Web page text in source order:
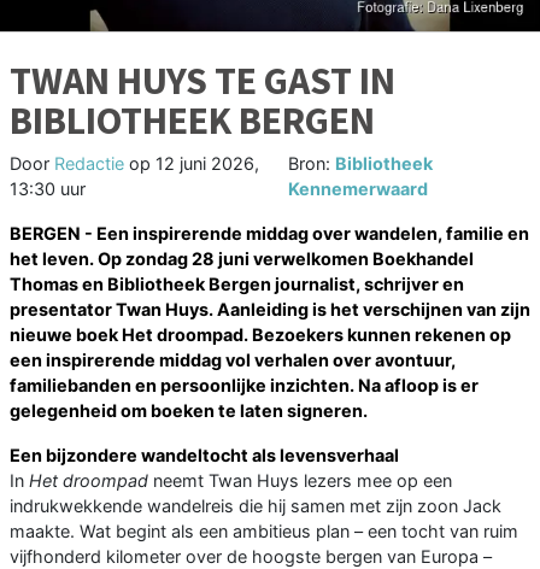
TWAN HUYS TE GAST IN
BIBLIOTHEEK BERGEN
Door Redactie op 12 juni 2026,
13:30 uur
Bron: Bibliotheek
Kennemerwaard
BERGEN - Een inspirerende middag over wandelen, familie en
het leven. Op zondag 28 juni verwelkomen Boekhandel
Thomas en Bibliotheek Bergen journalist, schrijver en
presentator Twan Huys. Aanleiding is het verschijnen van zijn
nieuwe boek Het droompad. Bezoekers kunnen rekenen op
een inspirerende middag vol verhalen over avontuur,
familiebanden en persoonlijke inzichten. Na afloop is er
gelegenheid om boeken te laten signeren.
Een bijzondere wandeltocht als levensverhaal
In Het droompad neemt Twan Huys lezers mee op een
indrukwekkende wandelreis die hij samen met zijn zoon Jack
maakte. Wat begint als een ambitieus plan – een tocht van ruim
vijfhonderd kilometer over de hoogste bergen van Europa –